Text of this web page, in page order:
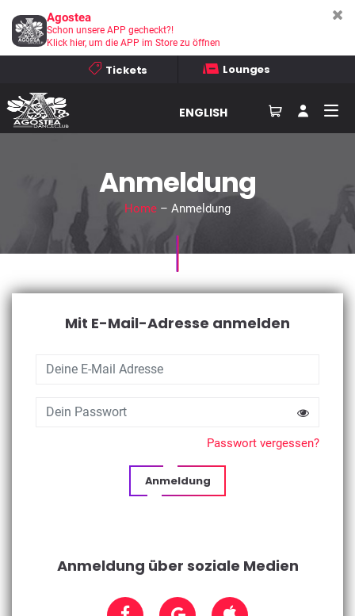
Tickets Lounges
ENGLISH
Anmeldung
Home– Anmeldung
Mit E-Mail-Adresse anmelden
Passwort vergessen?
Anmeldung
Anmeldung über soziale Medien
Agostea
Schon unsere APP gecheckt?!
Klick hier, um die APP im Store zu öffnen